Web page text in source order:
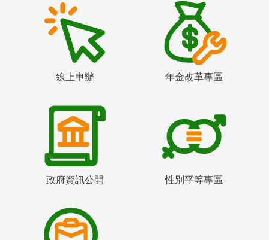
線上申辦 年金改革專區
政府資訊公開 性別平等專區